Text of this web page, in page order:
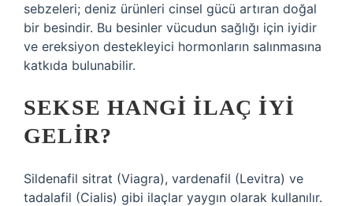
sebzeleri; deniz ürünleri cinsel gücü artıran doğal
bir besindir. Bu besinler vücudun sağlığı için iyidir
ve ereksiyon destekleyici hormonların salınmasına
katkıda bulunabilir.
SEKSE HANGI ILAÇ IYI
GELIR?
Sildenafil sitrat (Viagra), vardenafil (Levitra) ve
tadalafil (Cialis) gibi ilaçlar yaygın olarak kullanılır.